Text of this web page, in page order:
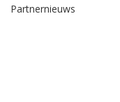
Partnernieuws